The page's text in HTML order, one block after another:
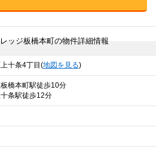
ッジ板橋本町の物件詳細情報
十条4丁目(地図を見る)
橋本町駅徒歩10分
十条駅徒歩12分